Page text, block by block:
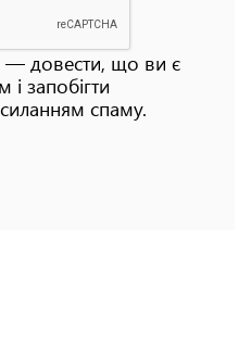
— довести, що ви є
і запобігти
спаму.